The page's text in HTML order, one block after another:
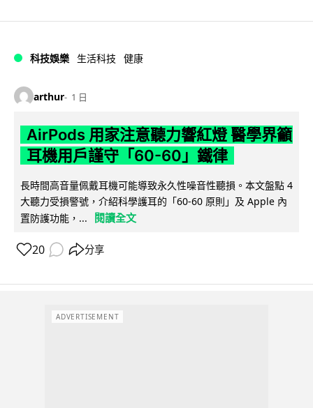
科技娛樂 生活科技 健康
arthur 1 日
AirPods 用家注意聽力響紅燈 醫學界籲
耳機用戶謹守「60-60」鐵律
長時間高音量佩戴耳機可能導致永久性噪音性聽損。本文盤點 4
大聽力受損警號，介紹科學護耳的「60-60 原則」及 Apple 內
置防護功能，...
閱讀全文
20 分享
ADVERTISEMENT